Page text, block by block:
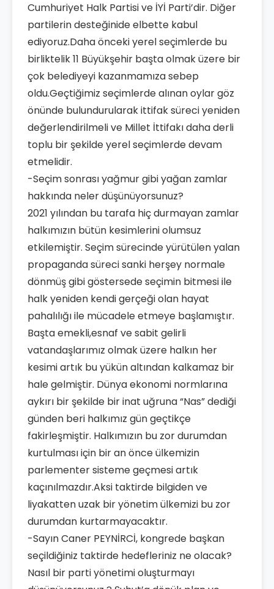
Cumhuriyet Halk Partisi ve İYİ Parti’dir. Diğer
partilerin desteğinide elbette kabul
ediyoruz.Daha önceki yerel seçimlerde bu
birliktelik 11 Büyükşehir başta olmak üzere bir
çok belediyeyi kazanmamıza sebep
oldu.Geçtiğimiz seçimlerde alınan oylar göz
önünde bulundurularak ittifak süreci yeniden
değerlendirilmeli ve Millet İttifakı daha derli
toplu bir şekilde yerel seçimlerde devam
etmelidir.
-Seçim sonrası yağmur gibi yağan zamlar
hakkında neler düşünüyorsunuz?
2021 yılından bu tarafa hiç durmayan zamlar
halkımızın bütün kesimlerini olumsuz
etkilemiştir. Seçim sürecinde yürütülen yalan
propaganda süreci sanki herşey normale
dönmüş gibi göstersede seçimin bitmesi ile
halk yeniden kendi gerçeği olan hayat
pahalılığı ile mücadele etmeye başlamıştır.
Başta emekli,esnaf ve sabit gelirli
vatandaşlarımız olmak üzere halkın her
kesimi artık bu yükün altından kalkamaz bir
hale gelmiştir. Dünya ekonomi normlarına
aykırı bir şekilde bir inat uğruna “Nas” dediği
günden beri halkımız gün geçtikçe
fakirleşmiştir. Halkımızın bu zor durumdan
kurtulması için bir an önce ülkemizin
parlementer sisteme geçmesi artık
kaçınılmazdır.Aksi taktirde bilgiden ve
liyakatten uzak bir yönetim ülkemizi bu zor
durumdan kurtarmayacaktır.
-Sayın Caner PEYNİRCİ, kongrede başkan
seçildiğiniz taktirde hedefleriniz ne olacak?
Nasıl bir parti yönetimi oluşturmayı